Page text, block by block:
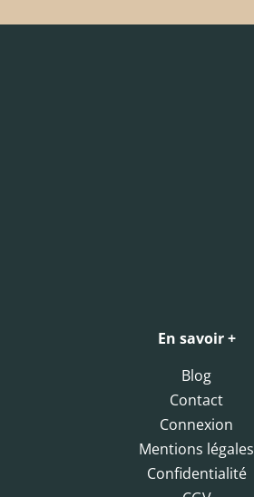
En savoir +
Blog
Contact
Connexion
Mentions légales
Confidentialité